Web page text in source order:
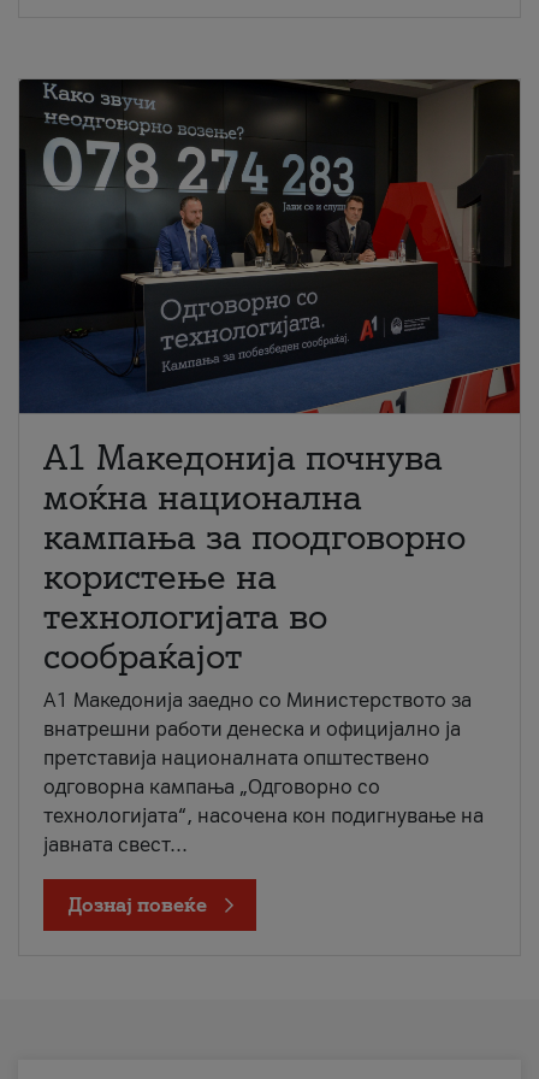
A1 Македонија почнува
моќна национална
кампања за поодговорно
користење на
технологијата во
сообраќајот
A1 Македонија заедно со Министерството за
внатрешни работи денеска и официјално ја
претставија националната општествено
одговорна кампања „Одговорно со
технологијата“, насочена кон подигнување на
јавната свест...
Дознај повеќе